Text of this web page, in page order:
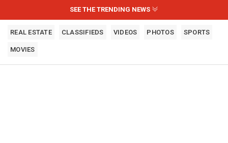
SEE THE TRENDING NEWS
REAL ESTATE CLASSIFIEDS VIDEOS PHOTOS SPORTS
MOVIES